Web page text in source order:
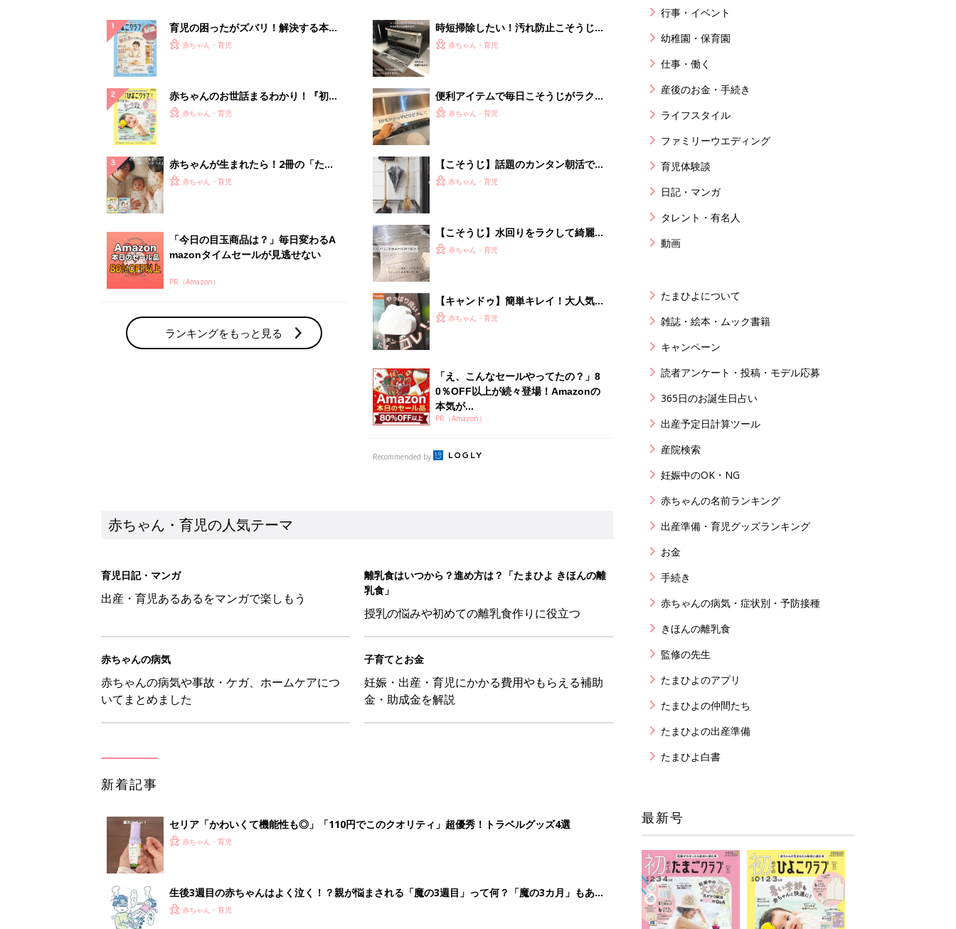
育児の困ったがズバリ！解決する本
『ひよこクラブ 秋号』 4カ月～2才
赤ちゃん・育児
赤ちゃんのお世話まるわかり！『初め
てのひよこクラブ 夏号』〈巻頭大特
解決テク
赤ちゃん・育児
赤ちゃんが生まれたら！2冊の「たま
ひよ」
赤ちゃん・育児
「今日の目玉商品は？」毎日変わるA
mazonタイムセールが見逃せない
PR（Amazon）
ランキングをもっと見る
時短掃除したい！汚れ防止こそうじお
すすめワザ5選
赤ちゃん・育児
便利アイテムで毎日こそうじがラクラ
ク！おすすめ5選
赤ちゃん・育児
【こそうじ】話題のカンタン朝活でス
ッキリ気持ちいい暮らし
赤ちゃん・育児
【こそうじ】水回りをラクして綺麗
に！超使えるアイテム3選
赤ちゃん・育児
【キャンドゥ】簡単キレイ！大人気の
こそうじグッズ4選
赤ちゃん・育児
「え、こんなセールやってたの？」8
0％OFF以上が続々登場！Amazonの
本気が...
PR（Amazon）
Recommended by
赤ちゃん・育児の人気テーマ
育児日記・マンガ
出産・育児あるあるをマンガで楽しもう
離乳食はいつから？進め方は？「たまひよ きほんの離
乳食」
授乳の悩みや初めての離乳食作りに役立つ
赤ちゃんの病気
赤ちゃんの病気や事故・ケガ、ホームケアにつ
いてまとめました
子育てとお金
妊娠・出産・育児にかかる費用やもらえる補助
金・助成金を解説
新着記事
セリア「かわいくて機能性も◎」「110円でこのクオリティ」超優秀！トラベルグッズ4選
赤ちゃん・育児
生後3週目の赤ちゃんはよく泣く！？親が悩まされる「魔の3週目」って何？「魔の3カ月」もある
って本当？【専門家】
赤ちゃん・育児
行事・イベント
幼稚園・保育園
仕事・働く
産後のお金・手続き
ライフスタイル
ファミリーウエディング
育児体験談
日記・マンガ
タレント・有名人
動画
たまひよについて
雑誌・絵本・ムック書籍
キャンペーン
読者アンケート・投稿・モデル応募
365日のお誕生日占い
出産予定日計算ツール
産院検索
妊娠中のOK・NG
赤ちゃんの名前ランキング
出産準備・育児グッズランキング
お金
手続き
赤ちゃんの病気・症状別・予防接種
きほんの離乳食
監修の先生
たまひよのアプリ
たまひよの仲間たち
たまひよの出産準備
たまひよ白書
最新号